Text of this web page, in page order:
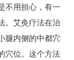
不用担心，有一
。艾灸疗法在治
腿内侧的中都穴
穴位。这个方法